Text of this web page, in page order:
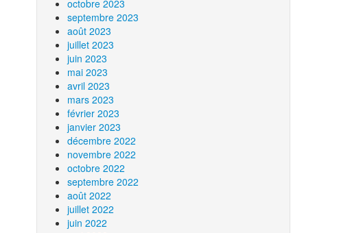
octobre 2023
septembre 2023
août 2023
juillet 2023
juin 2023
mai 2023
avril 2023
mars 2023
février 2023
janvier 2023
décembre 2022
novembre 2022
octobre 2022
septembre 2022
août 2022
juillet 2022
juin 2022